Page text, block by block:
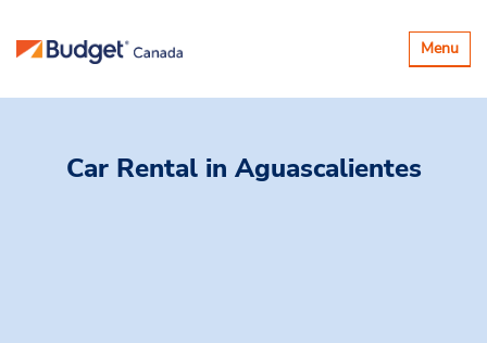
Basculer
la
Menu
Car Rental in Aguascalientes